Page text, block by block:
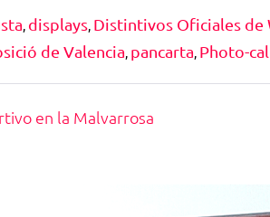
, displays, Distintivos Oficiales de
de Valencia, pancarta, Photo-
en la Malvarrosa